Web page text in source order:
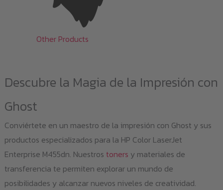
Other Products
Descubre la Magia de la Impresión con
Ghost
Conviértete en un maestro de la impresión con Ghost y sus
productos especializados para la HP Color LaserJet
Enterprise M455dn. Nuestros toners y materiales de
transferencia te permiten explorar un mundo de
posibilidades y alcanzar nuevos niveles de creatividad.